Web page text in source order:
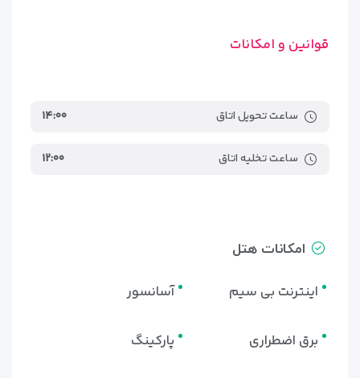
قوانین و امکانات
ساعت تحویل اتاق ۱۴:۰۰
ساعت تخلیه اتاق ۱۲:۰۰
امکانات هتل
اینترنت بی سیم آسانسور
برق اضطراری پارکینگ